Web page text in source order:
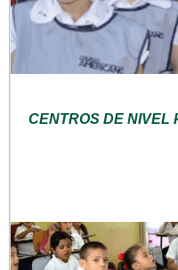
CENTROS DE NIVEL